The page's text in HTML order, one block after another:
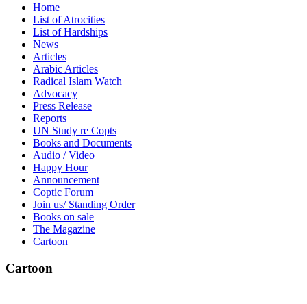
Home
List of Atrocities
List of Hardships
News
Articles
Arabic Articles
Radical Islam Watch
Advocacy
Press Release
Reports
UN Study re Copts
Books and Documents
Audio / Video
Happy Hour
Announcement
Coptic Forum
Join us/ Standing Order
Books on sale
The Magazine
Cartoon
Cartoon